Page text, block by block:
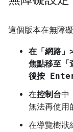
這個版本在無障
在「網路
焦點移至「
後按 Enter
在控制台中
無法再使用
在導覽樹狀